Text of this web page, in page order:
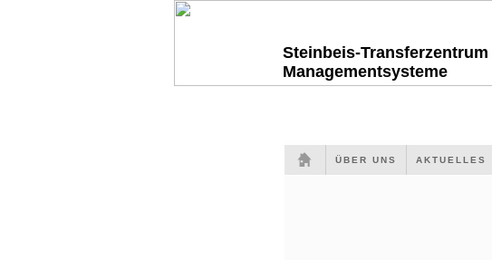
Steinbeis-Transferzentrum
Managementsysteme
ÜBER UNS AKTUELLES